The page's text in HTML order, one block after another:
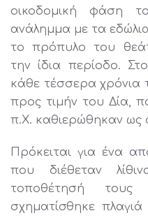
οικοδομική φάση
ανάλημμα με τα
το πρόπυλο του
την ίδια περίοδο.
κάθε τέσσερα χρόνια
προς τιμήν του Δία,
π.Χ. καθιερώθηκαν ως
Πρόκειται για ένα
που διέθεταν
τοποθέτησή
σχηματίσθηκε